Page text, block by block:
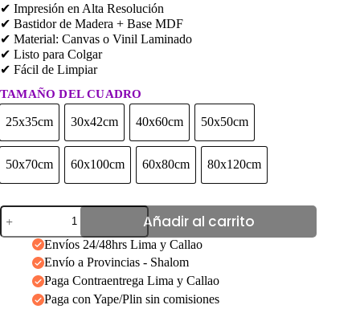
✔ Impresión en Alta Resolución
✔ Bastidor de Madera + Base MDF
✔ Material: Canvas o Vinil Laminado
✔ Listo para Colgar
✔ Fácil de Limpiar
TAMAÑO DEL CUADRO
25x35cm25x35cm30x42cm30x42cm40x60cm40x60cm50x50cm
50x50cm
50x70cm50x70cm60x100cm60x100cm60x80cm60x80cm80x120cm
80x120cm
Cuadro
PopArt
C8
cantidad
Añadir al carrito
Envíos 24/48hrs Lima y Callao
Envío a Provincias - Shalom
Paga Contraentrega Lima y Callao
Paga con Yape/Plin sin comisiones